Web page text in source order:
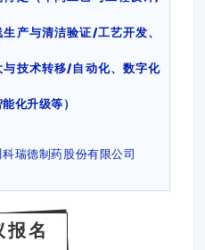
生产与清洁验证/工艺开发、
与技术转移/自动化、数字化
化升级等）
科瑞德制药股份有限公司
报名